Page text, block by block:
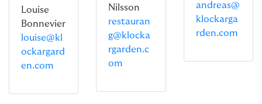
Louise
Bonnevier
louise@kl
ockargard
en.com
Nilsson
restauran
g@klocka
rgarden.c
om
andreas@
klockarga
rden.com